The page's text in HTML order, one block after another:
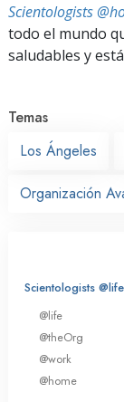
Scientologists
todo el mundo
saludables y
Temas
Los Ángeles
Organización
Scientologists @life
@life
@theOrg
@work
@home